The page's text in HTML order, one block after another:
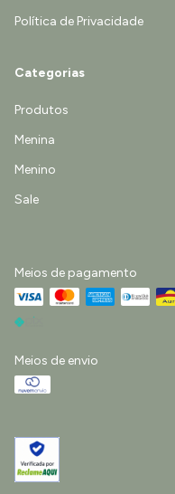
Política de Privacidade
Categorias
Produtos
Menina
Menino
Sale
Meios de pagamento
Meios de envio